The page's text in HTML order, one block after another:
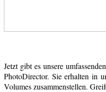
Jetzt gibt es unsere
PhotoDirector. Sie erhalten in
Volumes zusammenstellen.